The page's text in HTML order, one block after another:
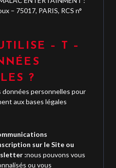
– 75017, PARIS, RCS n°
– T –
?
personnelles pour
aux bases légales
sur le Site ou
:nous pouvons vous
ou vous